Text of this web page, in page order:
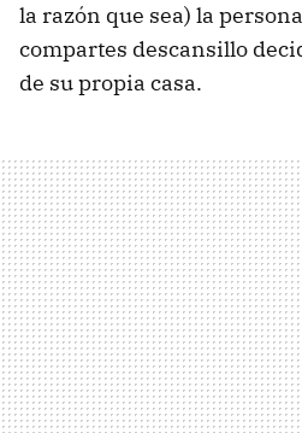
la razón que sea) la
compartes descansillo
de su propia casa.